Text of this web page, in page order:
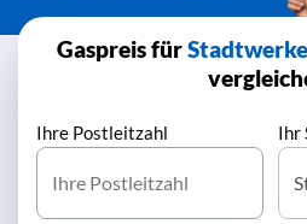
Gaspreis für
Ihre Postleitzahl Ihr